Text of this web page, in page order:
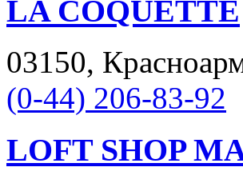
LA COQUETTE
03150,
(0-44) 206-83-92
LOFT SHOP